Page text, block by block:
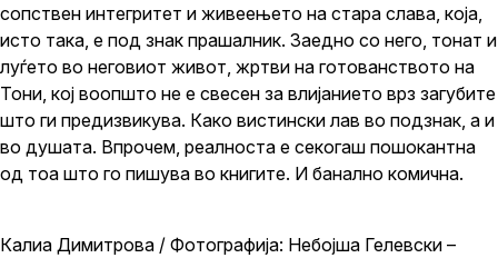
сопствен интегритет и живеењето на стара слава, која,
исто така, е под знак прашалник. Заедно со него, тонат и
луѓето во неговиот живот, жртви на готованството на
Тони, кој воопшто не е свесен за влијанието врз загубите
што ги предизвикува. Како вистински лав во подзнак, а и
во душата. Впрочем, реалноста е секогаш пошокантна
од тоа што го пишува во книгите. И банално комична.
Калиа Димитрова / Фотографија: Небојша Гелевски –